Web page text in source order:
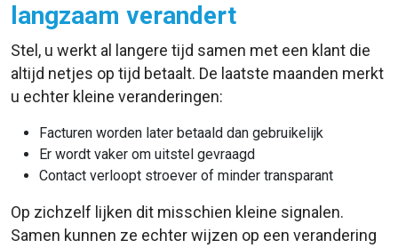
langzaam verandert
Stel, u werkt al langere tijd samen met een klant die
altijd netjes op tijd betaalt. De laatste maanden merkt
u echter kleine veranderingen:
Facturen worden later betaald dan gebruikelijk
Er wordt vaker om uitstel gevraagd
Contact verloopt stroever of minder transparant
Op zichzelf lijken dit misschien kleine signalen.
Samen kunnen ze echter wijzen op een verandering